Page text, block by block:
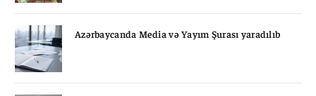
Azərbaycanda Media və Yayım Şurası yaradılıb